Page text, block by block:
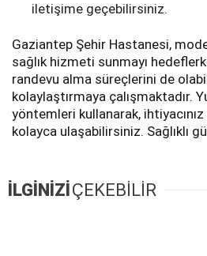
iletişime geçebilirsiniz.
Gaziantep Şehir Hastanesi,
sağlık hizmeti sunmayı
randevu alma süreçlerini de
kolaylaştırmaya çalışmaktadır.
yöntemleri kullanarak,
kolayca ulaşabilirsiniz. Sağlıklı
İLGİNİZİ ÇEKEBİLİR